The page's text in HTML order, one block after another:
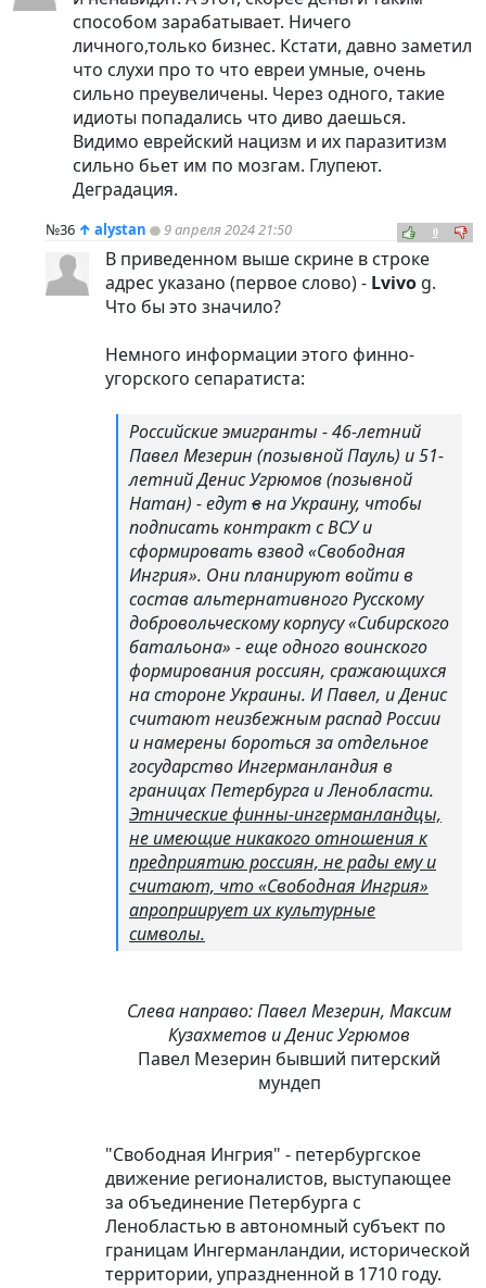
способом зарабатывает. Ничего
личного,только бизнес. Кстати, давно заметил
что слухи про то что евреи умные, очень
сильно преувеличены. Через одного, такие
идиоты попадались что диво даешься.
Видимо еврейский нацизм и их паразитизм
сильно бьет им по мозгам. Глупеют.
Деградация.
№36 ↑ alystan 9 апреля 2024 21:50 0
В приведенном выше скрине в строке
адрес указано (первое слово) - Lvivo g.
Что бы это значило?
Немного информации этого финно-
угорского сепаратиста:
Российские эмигранты - 46-летний
Павел Мезерин (позывной Пауль) и 51-
летний Денис Угрюмов (позывной
Натан) - едут вна Украину, чтобы
подписать контракт с ВСУ и
сформировать взвод «Свободная
Ингрия». Они планируют войти в
состав альтернативного Русскому
добровольческому корпусу «Сибирского
батальона» - еще одного воинского
формирования россиян, сражающихся
на стороне Украины. И Павел, и Денис
считают неизбежным распад России
и намерены бороться за отдельное
государство Ингерманландия в
границах Петербурга и Ленобласти.
Этнические финны-ингерманландцы,
не имеющие никакого отношения к
предприятию россиян, не рады ему и
считают, что «Свободная Ингрия»
апроприирует их культурные
символы.
Слева направо: Павел Мезерин, Максим
Кузахметов и Денис Угрюмов
Павел Мезерин бывший питерский
мундеп
"Свободная Ингрия" - петербургское
движение регионалистов, выступающее
за объединение Петербурга с
Ленобластью в автономный субъект по
границам Ингерманландии, исторической
территории, упраздненной в 1710 году.